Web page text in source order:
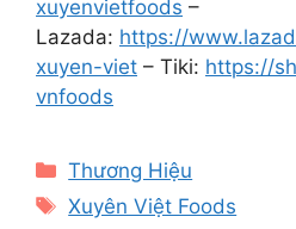
xuyenvietfoods –
Lazada: https://
xuyen-viet – Tiki: https://
vnfoods
Categories
Thương Hiệu
Tags
Xuyên Việt Foods